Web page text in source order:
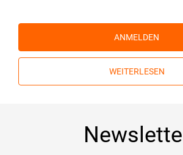
ANMELDEN
WEITERLESEN